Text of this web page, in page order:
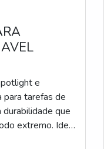
e
tarefas de
que
extremo. Ideal